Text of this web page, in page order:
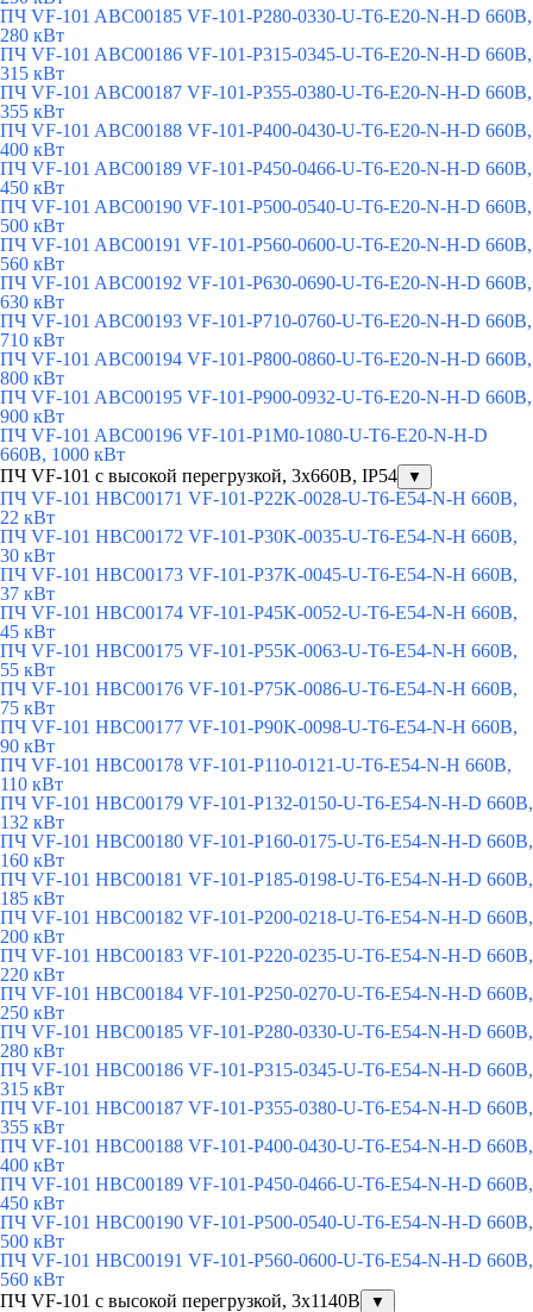
ПЧ VF-101 ABC00185 VF-101-P280-0330-U-T6-E20-N-H-D 660В,
280 кВт
ПЧ VF-101 ABC00186 VF-101-P315-0345-U-T6-E20-N-H-D 660В,
315 кВт
ПЧ VF-101 ABC00187 VF-101-P355-0380-U-T6-E20-N-H-D 660В,
355 кВт
ПЧ VF-101 ABC00188 VF-101-P400-0430-U-T6-E20-N-H-D 660В,
400 кВт
ПЧ VF-101 ABC00189 VF-101-P450-0466-U-T6-E20-N-H-D 660В,
450 кВт
ПЧ VF-101 ABC00190 VF-101-P500-0540-U-T6-E20-N-H-D 660В,
500 кВт
ПЧ VF-101 ABC00191 VF-101-P560-0600-U-T6-E20-N-H-D 660В,
560 кВт
ПЧ VF-101 ABC00192 VF-101-P630-0690-U-T6-E20-N-H-D 660В,
630 кВт
ПЧ VF-101 ABC00193 VF-101-P710-0760-U-T6-E20-N-H-D 660В,
710 кВт
ПЧ VF-101 ABC00194 VF-101-P800-0860-U-T6-E20-N-H-D 660В,
800 кВт
ПЧ VF-101 ABC00195 VF-101-P900-0932-U-T6-E20-N-H-D 660В,
900 кВт
ПЧ VF-101 ABC00196 VF-101-P1M0-1080-U-T6-E20-N-H-D
660В, 1000 кВт
ПЧ VF-101 с высокой перегрузкой, 3x660B, IP54
▼
ПЧ VF-101 HBC00171 VF-101-P22K-0028-U-T6-E54-N-H 660В,
22 кВт
ПЧ VF-101 HBC00172 VF-101-P30K-0035-U-T6-E54-N-H 660В,
30 кВт
ПЧ VF-101 HBC00173 VF-101-P37K-0045-U-T6-E54-N-H 660В,
37 кВт
ПЧ VF-101 HBC00174 VF-101-P45K-0052-U-T6-E54-N-H 660В,
45 кВт
ПЧ VF-101 HBC00175 VF-101-P55K-0063-U-T6-E54-N-H 660В,
55 кВт
ПЧ VF-101 HBC00176 VF-101-P75K-0086-U-T6-E54-N-H 660В,
75 кВт
ПЧ VF-101 HBC00177 VF-101-P90K-0098-U-T6-E54-N-H 660В,
90 кВт
ПЧ VF-101 HBC00178 VF-101-P110-0121-U-T6-E54-N-H 660В,
110 кВт
ПЧ VF-101 HBC00179 VF-101-P132-0150-U-T6-E54-N-H-D 660В,
132 кВт
ПЧ VF-101 HBC00180 VF-101-P160-0175-U-T6-E54-N-H-D 660В,
160 кВт
ПЧ VF-101 HBC00181 VF-101-P185-0198-U-T6-E54-N-H-D 660В,
185 кВт
ПЧ VF-101 HBC00182 VF-101-P200-0218-U-T6-E54-N-H-D 660В,
200 кВт
ПЧ VF-101 HBC00183 VF-101-P220-0235-U-T6-E54-N-H-D 660В,
220 кВт
ПЧ VF-101 HBC00184 VF-101-P250-0270-U-T6-E54-N-H-D 660В,
250 кВт
ПЧ VF-101 HBC00185 VF-101-P280-0330-U-T6-E54-N-H-D 660В,
280 кВт
ПЧ VF-101 HBC00186 VF-101-P315-0345-U-T6-E54-N-H-D 660В,
315 кВт
ПЧ VF-101 HBC00187 VF-101-P355-0380-U-T6-E54-N-H-D 660В,
355 кВт
ПЧ VF-101 HBC00188 VF-101-P400-0430-U-T6-E54-N-H-D 660В,
400 кВт
ПЧ VF-101 HBC00189 VF-101-P450-0466-U-T6-E54-N-H-D 660В,
450 кВт
ПЧ VF-101 HBC00190 VF-101-P500-0540-U-T6-E54-N-H-D 660В,
500 кВт
ПЧ VF-101 HBC00191 VF-101-P560-0600-U-T6-E54-N-H-D 660В,
560 кВт
ПЧ VF-101 с высокой перегрузкой, 3х1140В
▼